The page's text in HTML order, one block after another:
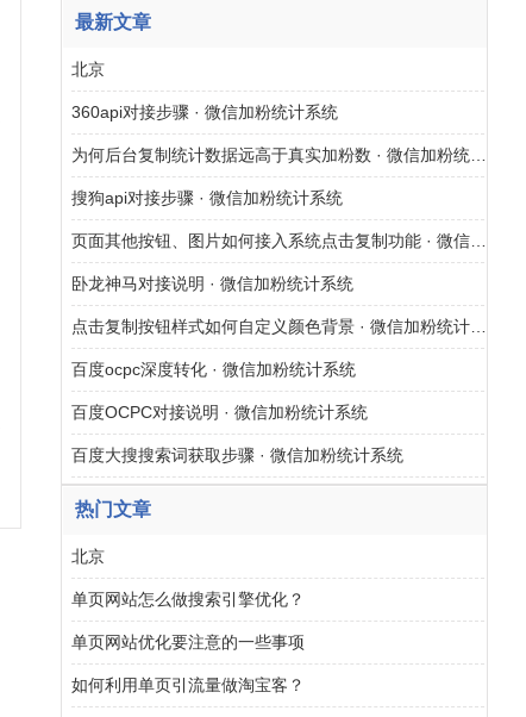
最新文章
北京
360api对接步骤 · 微信加粉统计系统
为何后台复制统计数据远高于真实加粉数 · 微信加粉统计系统
搜狗api对接步骤 · 微信加粉统计系统
页面其他按钮、图片如何接入系统点击复制功能 · 微信加粉统计系统
卧龙神马对接说明 · 微信加粉统计系统
点击复制按钮样式如何自定义颜色背景 · 微信加粉统计系统
百度ocpc深度转化 · 微信加粉统计系统
百度OCPC对接说明 · 微信加粉统计系统
百度大搜搜索词获取步骤 · 微信加粉统计系统
热门文章
北京
单页网站怎么做搜索引擎优化？
单页网站优化要注意的一些事项
如何利用单页引流量做淘宝客？